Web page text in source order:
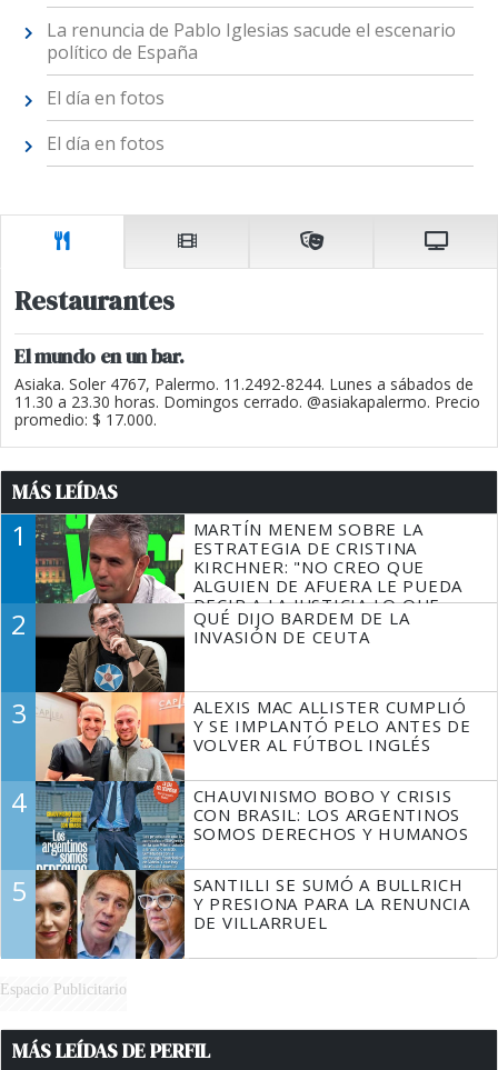
La renuncia de Pablo Iglesias sacude el escenario
político de España
El día en fotos
El día en fotos
Restaurantes
El mundo en un bar.
Asiaka. Soler 4767, Palermo. 11.2492-8244. Lunes a sábados de
11.30 a 23.30 horas. Domingos cerrado. @asiakapalermo. Precio
promedio: $ 17.000.
MÁS LEÍDAS
1
MARTÍN MENEM SOBRE LA
ESTRATEGIA DE CRISTINA
KIRCHNER: "NO CREO QUE
ALGUIEN DE AFUERA LE PUEDA
DECIR A LA JUSTICIA LO QUE
TIENE QUE HACER"
2
QUÉ DIJO BARDEM DE LA
INVASIÓN DE CEUTA
3
ALEXIS MAC ALLISTER CUMPLIÓ
Y SE IMPLANTÓ PELO ANTES DE
VOLVER AL FÚTBOL INGLÉS
4
CHAUVINISMO BOBO Y CRISIS
CON BRASIL: LOS ARGENTINOS
SOMOS DERECHOS Y HUMANOS
5
SANTILLI SE SUMÓ A BULLRICH
Y PRESIONA PARA LA RENUNCIA
DE VILLARRUEL
Espacio Publicitario
MÁS LEÍDAS DE PERFIL